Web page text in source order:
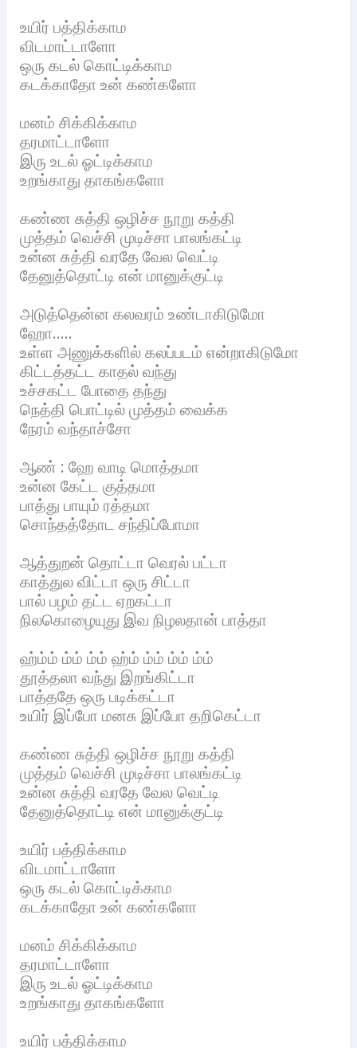
உயிர் பத்திக்காம
விடமாட்டாளோ
ஒரு கடல் கொட்டிக்காம
கடக்காதோ உன் கண்களோ
மனம் சிக்கிக்காம
தரமாட்டாளோ
இரு உடல் ஓட்டிக்காம
உறங்காது தாகங்களோ
கண்ண சுத்தி ஒழிச்ச நூறு கத்தி
முத்தம் வெச்சி முடிச்சா பாலங்கட்டி
உன்ன சுத்தி வரதே வேல வெட்டி
தேனுத்தொட்டி என் மானுக்குட்டி
அடுத்தென்ன கலவரம் உண்டாகிடுமோ
ஹோ…..
உள்ள அணுக்களில் கலப்படம் என்றாகிடுமோ
கிட்டத்தட்ட காதல் வந்து
உச்சகட்ட போதை தந்து
நெத்தி பொட்டில் முத்தம் வைக்க
நேரம் வந்தாச்சோ
ஆண் : ஹே வாடி மொத்தமா
உன்ன கேட்ட குத்தமா
பாத்து பாயும் ரத்தமா
சொந்தத்தோட சந்திப்போமா
ஆத்துறன் தொட்டா வெரல் பட்டா
காத்துல விட்டா ஒரு சிட்டா
பால் பழம் தட்ட ஏறகட்டா
நிலகொழையுது இவ நிழலதான் பாத்தா
ஹ்ம்ம் ம்ம் ம்ம் ஹ்ம் ம்ம் ம்ம் ம்ம்
தூத்தலா வந்து இறங்கிட்டா
பாத்ததே ஒரு படிக்கட்டா
உயிர் இப்போ மனசு இப்போ தறிகெட்டா
கண்ண சுத்தி ஒழிச்ச நூறு கத்தி
முத்தம் வெச்சி முடிச்சா பாலங்கட்டி
உன்ன சுத்தி வரதே வேல வெட்டி
தேனுத்தொட்டி என் மானுக்குட்டி
உயிர் பத்திக்காம
விடமாட்டாளோ
ஒரு கடல் கொட்டிக்காம
கடக்காதோ உன் கண்களோ
மனம் சிக்கிக்காம
தரமாட்டாளோ
இரு உடல் ஓட்டிக்காம
உறங்காது தாகங்களோ
உயிர் பத்திக்காம